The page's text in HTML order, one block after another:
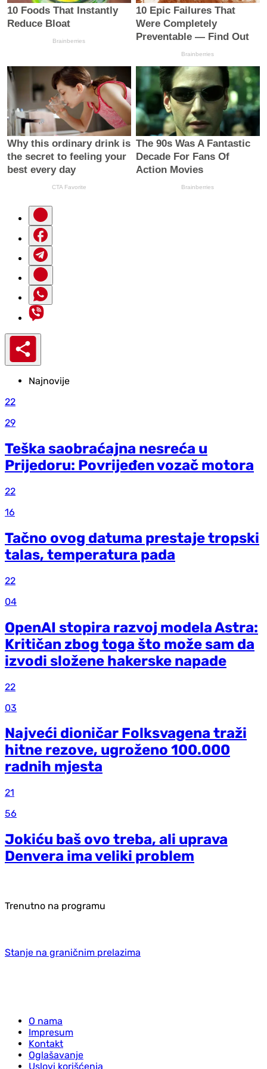
Najnovije
22
29
Teška saobraćajna nesreća u
Prijedoru: Povrijeđen vozač motora
22
16
Tačno ovog datuma prestaje tropski
talas, temperatura pada
22
04
OpenAI stopira razvoj modela Astra:
Kritičan zbog toga što može sam da
izvodi složene hakerske napade
22
03
Najveći dioničar Folksvagena traži
hitne rezove, ugroženo 100.000
radnih mjesta
21
56
Jokiću baš ovo treba, ali uprava
Denvera ima veliki problem
Trenutno na programu
Stanje na graničnim prelazima
O nama
Impresum
Kontakt
Oglašavanje
Uslovi korišćenja